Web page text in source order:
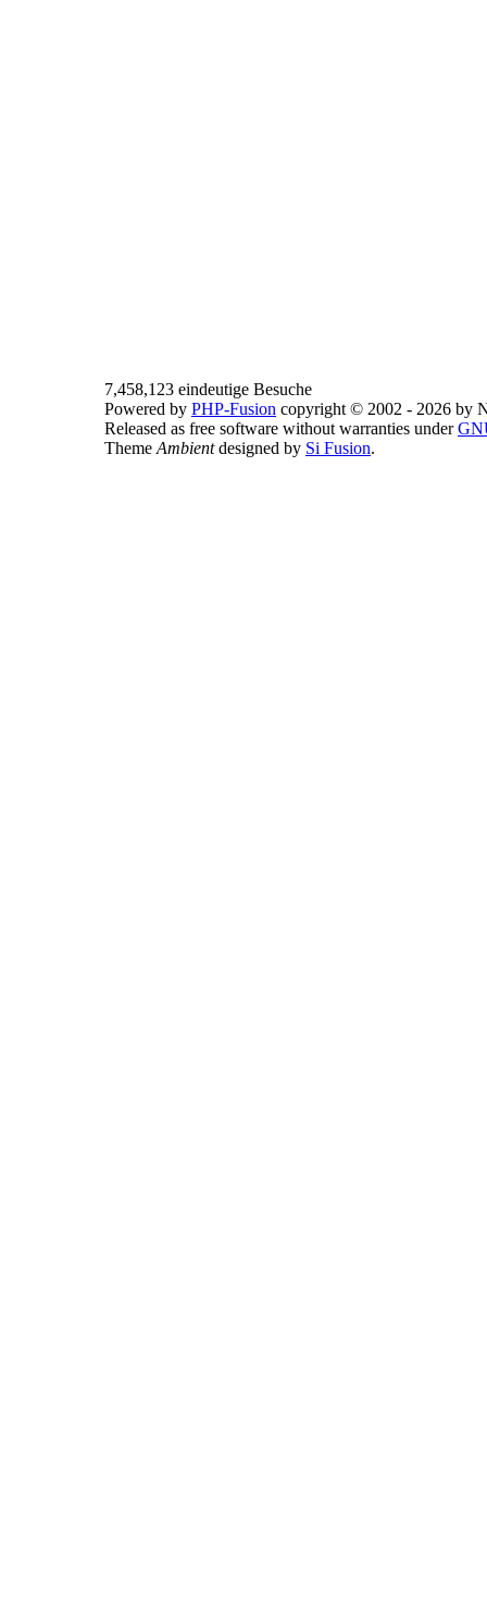
7,458,123 eindeutige Besuche
Powered by PHP-Fusion copyright © 2002 - 2026 by
Released as free software without warranties under
Theme Ambientdesigned by Si Fusion.